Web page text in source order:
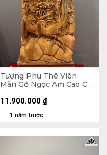
Tượng Phu Thê Viên
Mãn Gỗ Ngọc Am Cao Cả
(cm) - Kỷ Cao 15 (cm)
1 năm trước
11.900.000 ₫